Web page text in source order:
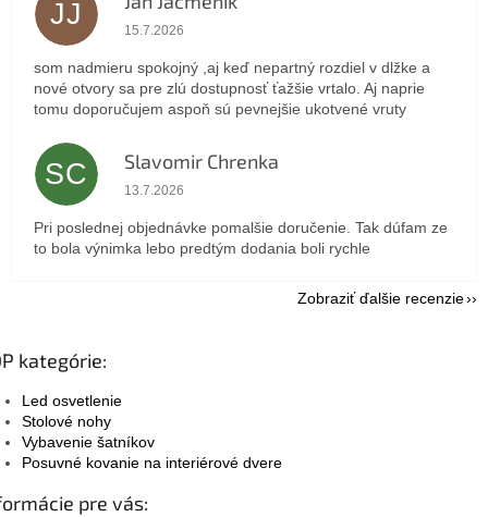
JJ Hodnotenie obchodu je 5 z 5 hviezdičiek.
15.7.2026
som nadmieru spokojný ,aj keď nepartný rozdiel v dlžke a
nové otvory sa pre zlú dostupnosť ťažšie vrtalo. Aj naprie
tomu doporučujem aspoň sú pevnejšie ukotvené vruty
SC Slavomir Chrenka
Hodnotenie obchodu je 5 z 5 hviezdičiek.
13.7.2026
Pri poslednej objednávke pomalšie doručenie. Tak dúfam ze
to bola výnimka lebo predtým dodania boli rychle
Zobraziť ďalšie recenzie
kategórie:
Led osvetlenie
Stolové nohy
Vybavenie šatníkov
Posuvné kovanie na interiérové dvere
pre vás: